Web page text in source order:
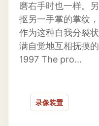
磨右手时也一样。
抠另一手掌的掌纹
作为这种自我分裂
满自觉地互相抚摸
1997 The pro...
录像装置